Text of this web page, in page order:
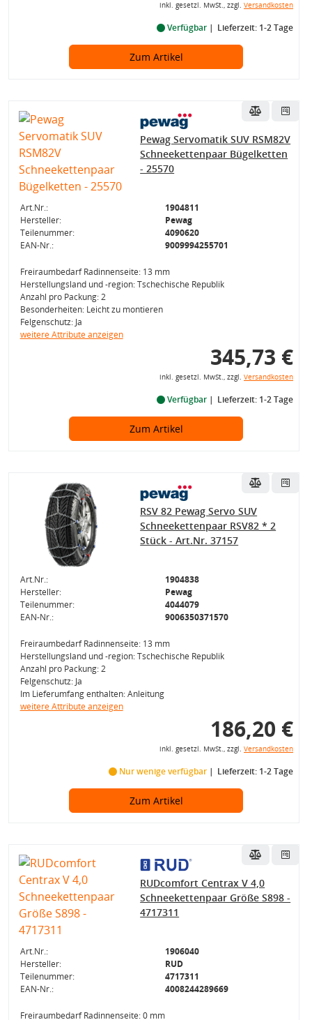
inkl. gesetzl. MwSt., zzgl. Versandkosten
Verfügbar Lieferzeit: 1-2 Tage
Zum Artikel
Pewag Servomatik SUV RSM82V
Schneekettenpaar Bügelketten
- 25570
Art.Nr.:
1904811
Hersteller:
Pewag
Teilenummer:
4090620
EAN-Nr.:
9009994255701
Freiraumbedarf Radinnenseite: 13 mm
Herstellungsland und -region: Tschechische Republik
Anzahl pro Packung: 2
Besonderheiten: Leicht zu montieren
Felgenschutz: Ja
weitere Attribute anzeigen
345,73 €
inkl. gesetzl. MwSt., zzgl. Versandkosten
Verfügbar Lieferzeit: 1-2 Tage
Zum Artikel
RSV 82 Pewag Servo SUV
Schneekettenpaar RSV82 * 2
Stück - Art.Nr. 37157
Art.Nr.:
1904838
Hersteller:
Pewag
Teilenummer:
4044079
EAN-Nr.:
9006350371570
Freiraumbedarf Radinnenseite: 13 mm
Herstellungsland und -region: Tschechische Republik
Anzahl pro Packung: 2
Felgenschutz: Ja
Im Lieferumfang enthalten: Anleitung
weitere Attribute anzeigen
186,20 €
inkl. gesetzl. MwSt., zzgl. Versandkosten
Nur wenige verfügbar Lieferzeit: 1-2 Tage
Zum Artikel
RUDcomfort Centrax V 4,0
Schneekettenpaar Größe S898 -
4717311
Art.Nr.:
1906040
Hersteller:
RUD
Teilenummer:
4717311
EAN-Nr.:
4008244289669
Freiraumbedarf Radinnenseite: 0 mm